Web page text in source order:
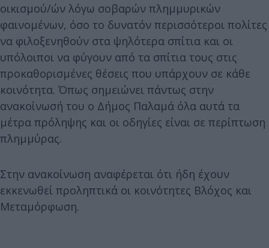
οικισμού/ών λόγω σοβαρών πλημμυρικών
φαινομένων, όσο το δυνατόν περισσότεροι πολίτες
να φιλοξενηθούν στα ψηλότερα σπίτια και οι
υπόλοιποι να φύγουν από τα σπίτια τους στις
προκαθορισμένες θέσεις που υπάρχουν σε κάθε
κοινότητα. Όπως σημειώνει πάντως στην
ανακοίνωσή του ο Δήμος Παλαμά όλα αυτά τα
μέτρα πρόληψης και οι οδηγίες είναι σε περίπτωση
πλημμύρας.
Στην ανακοίνωση αναφέρεται ότι ήδη έχουν
εκκενωθεί προληπτικά οι κοινότητες Βλόχος και
Μεταμόρφωση.